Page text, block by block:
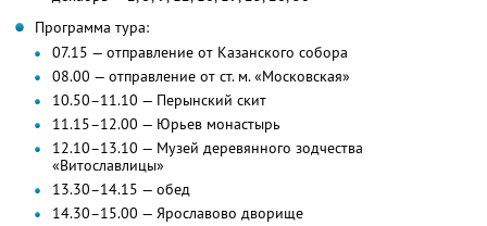
Программа тура:
07.15 — отправление от Казанского собора
08.00 — отправление от ст. м. «Московская»
10.50–11.10 — Перынский скит
11.15–12.00 — Юрьев монастырь
12.10–13.10 — Музей деревянного зодчества
«Витославлицы»
13.30–14.15 — обед
14.30–15.00 — Ярославово дворище